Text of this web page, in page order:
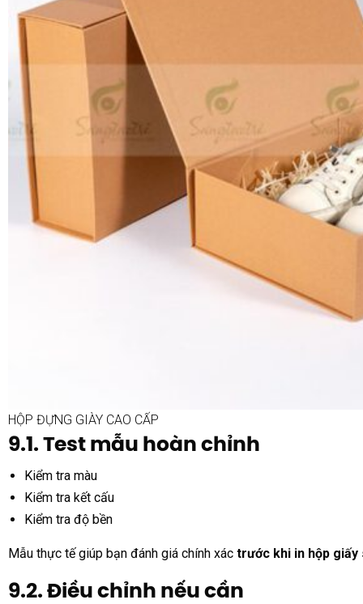
HỘP ĐỰNG GIÀY CAO CẤP
9.1. Test mẫu hoàn chỉnh
Kiểm tra màu
Kiểm tra kết cấu
Kiểm tra độ bền
Mẫu thực tế giúp bạn đánh giá chính xác trước khi in hộp giấy
9.2. Điều chỉnh nếu cần